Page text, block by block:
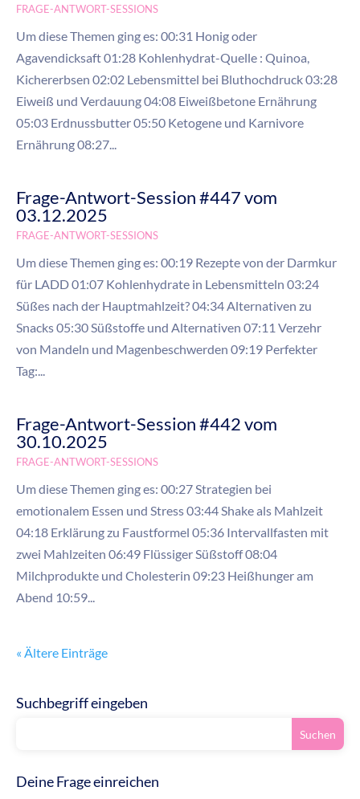
FRAGE-ANTWORT-SESSIONS
Um diese Themen ging es: 00:31 Honig oder
Agavendicksaft 01:28 Kohlenhydrat-Quelle : Quinoa,
Kichererbsen 02:02 Lebensmittel bei Bluthochdruck 03:28
Eiweiß und Verdauung 04:08 Eiweißbetone Ernährung
05:03 Erdnussbutter 05:50 Ketogene und Karnivore
Ernährung 08:27...
Frage-Antwort-Session #447 vom
03.12.2025
FRAGE-ANTWORT-SESSIONS
Um diese Themen ging es: 00:19 Rezepte von der Darmkur
für LADD 01:07 Kohlenhydrate in Lebensmitteln 03:24
Süßes nach der Hauptmahlzeit? 04:34 Alternativen zu
Snacks 05:30 Süßstoffe und Alternativen 07:11 Verzehr
von Mandeln und Magenbeschwerden 09:19 Perfekter
Tag:...
Frage-Antwort-Session #442 vom
30.10.2025
FRAGE-ANTWORT-SESSIONS
Um diese Themen ging es: 00:27 Strategien bei
emotionalem Essen und Stress 03:44 Shake als Mahlzeit
04:18 Erklärung zu Faustformel 05:36 Intervallfasten mit
zwei Mahlzeiten 06:49 Flüssiger Süßstoff 08:04
Milchprodukte und Cholesterin 09:23 Heißhunger am
Abend 10:59...
« Ältere Einträge
Suchbegriff eingeben
Deine Frage einreichen